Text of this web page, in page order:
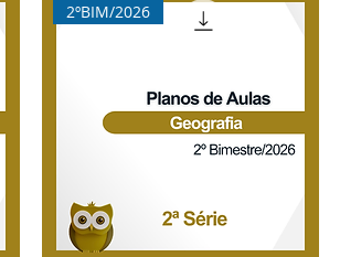
2ºBIM/2026